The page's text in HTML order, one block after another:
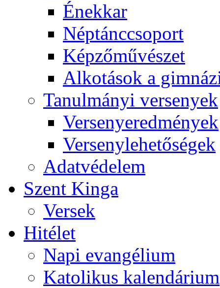
Énekkar
Néptánccsoport
Képzőművészet
Alkotások a
Tanulmányi versenyek
Versenyeredmények
Versenylehetőségek
Adatvédelem
Szent Kinga
Versek
Hitélet
Napi evangélium
Katolikus kalendárium